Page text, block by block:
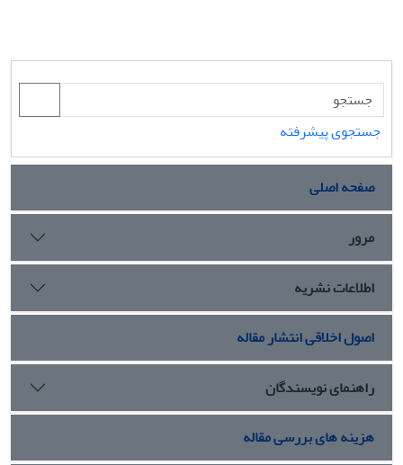
جستجوی پیشرفته
صفحه اصلی
مرور
اطلاعات نشریه
اصول اخلاقی انتشار مقاله
راهنمای نویسندگان
هزینه های بررسی مقاله